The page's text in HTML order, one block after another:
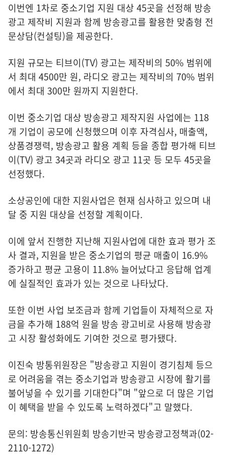
이번엔 1차로 중소기업 지원 대상 45곳을 선정해 방송
광고 제작비 지원과 함께 방송광고를 활용한 맞춤형 전
문상담(컨설팅)을 제공한다.
지원 규모는 티브이(TV) 광고는 제작비의 50% 범위에
서 최대 4500만 원, 라디오 광고는 제작비의 70% 범위
에서 최대 300만 원까지 지원한다.
이번 중소기업 대상 방송광고 제작지원 사업에는 118
개 기업이 공모에 신청했으며 이후 자격심사, 매출액,
상품경쟁력, 방송광고 활용 계획 등을 종합 평가해 티브
이(TV) 광고 34곳과 라디오 광고 11곳 등 모두 45곳을
선정했다.
소상공인에 대한 지원사업은 현재 심사하고 있으며 내
달 중 지원 대상을 선정할 계획이다.
이에 앞서 진행한 지난해 지원사업에 대한 효과 평가 조
사 결과, 지원을 받은 중소기업의 평균 매출이 16.9%
증가하고 평균 고용이 11.8% 늘어났다고 응답해 업계
에 실질적인 효과가 있는 것으로 나타났다.
또한 이번 사업 보조금과 함께 기업들이 자체적으로 자
금을 추가해 188억 원을 방송 광고비로 사용해 방송광
고 시장 활성화에도 기여한 것으로 평가됐다.
이진숙 방통위원장은 "방송광고 지원이 경기침체 등으
로 어려움을 겪는 중소기업과 방송광고 시장에 활기를
불어넣을 수 있기를 기대한다"며 "앞으로 더 많은 기업
이 혜택을 받을 수 있도록 노력하겠다"고 말했다.
문의: 방송통신위원회 방송기반국 방송광고정책과(02-
2110-1272)